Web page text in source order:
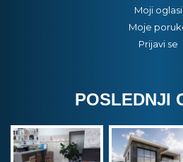
Moji oglasi
Moje
Prijavi se
POSLEDNJI